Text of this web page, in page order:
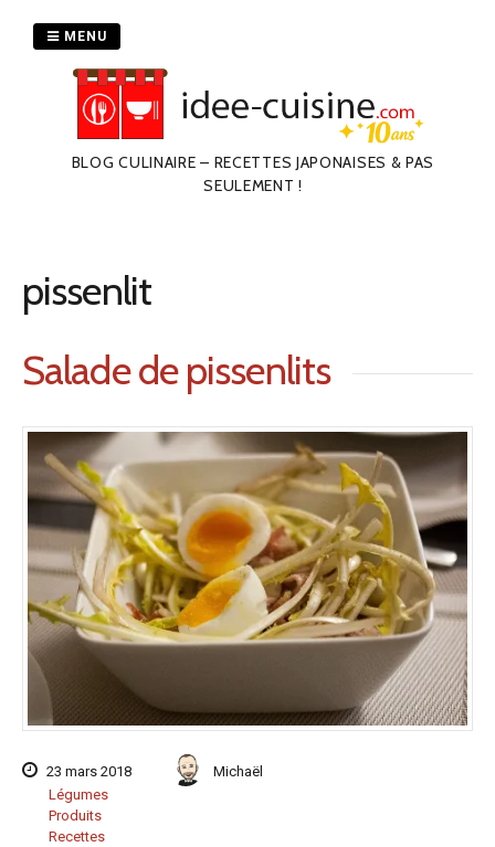
BLOG CULINAIRE – RECETTES JAPONAISES & PAS
SEULEMENT !
MENU
pissenlit
Salade de pissenlits
23 mars 2018
Michaël
Légumes
Produits
Recettes